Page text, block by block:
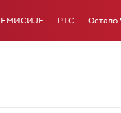
ЕМИСИЈЕ РТС Остало